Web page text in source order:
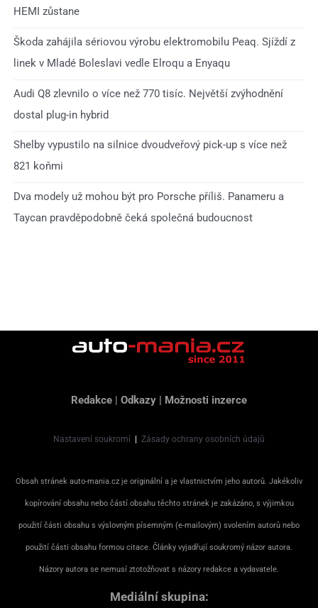
HEMI zůstane
Škoda zahájila sériovou výrobu elektromobilu Peaq. Sjíždí z
linek v Mladé Boleslavi vedle Elroqu a Enyaqu
Audi Q8 zlevnilo o více než 770 tisíc. Největší zvýhodnění
dostal plug-in hybrid
Shelby vypustilo na silnice dvoudveřový pick-up s více než
821 koňmi
Dva modely už mohou být pro Porsche příliš. Panameru a
Taycan pravděpodobně čeká společná budoucnost
Redakce | Odkazy | Možnosti inzerce
Nastavení soukromí Zásady ochrany osobních údajů
Obsah stránek auto-mania.cz je originální a je vlastnictvím jeho autorů. Jakékoliv
kopírování obsahu nebo částí obsahu těchto stránek je zakázáno, s výjimkou
použití části obsahu s výslovným písemným (e-mailovým) svolením autorů nebo
použití části obsahu formou citace. Články vyjadřují soukromý názor autora.
Názory autora se nemusí ztotožňovat s názory redakce a vydavatele.
Mediální skupina: